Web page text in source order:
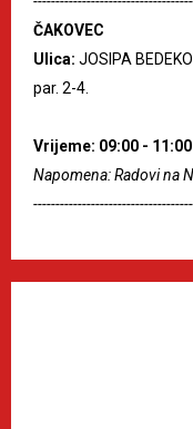
ČAKOVEC
Ulica: JOSIPA
par. 2-4.
Vrijeme: 09:00 - 11:00
Napomena: Radovi na